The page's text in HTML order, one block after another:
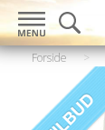
Forside >
Sauna